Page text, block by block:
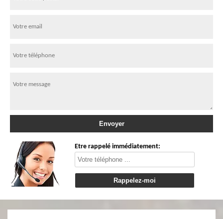
Etre rappelé immédiatement: